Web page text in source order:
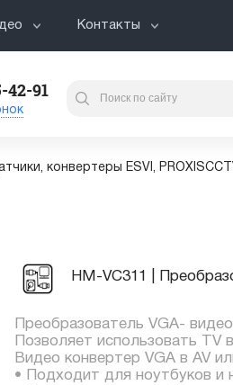
Контакты
42-91
конвертеры ESVI,
HM-VC311 |
Преобразователь VGA-
Позволяет использовать TV
Видео конвертер VGA в AV
• Подходит для ноутбуков и